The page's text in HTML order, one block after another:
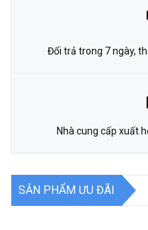
Đổi trả trong 7 ngày,
Nhà cung cấp xuất
SẢN PHẨM ƯU ĐÃI